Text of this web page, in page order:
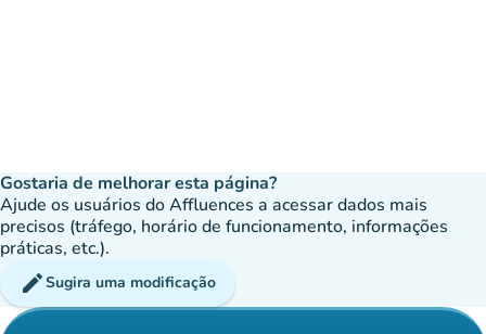
Gostaria de melhorar esta página?
Ajude os usuários do Affluences a acessar dados mais
precisos (tráfego, horário de funcionamento, informações
práticas, etc.).
editSugira uma modificação